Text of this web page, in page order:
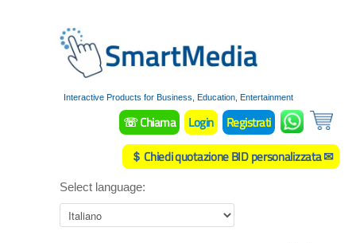
Interactive Products for Business, Education, Entertainment
☏ Chiama Login
Registrati
＄ Chiedi quotazione BID personalizzata ✉
Select language: